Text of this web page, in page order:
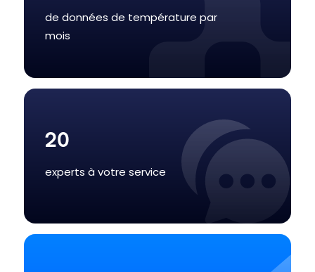
de données de température par
mois
20
experts à votre service